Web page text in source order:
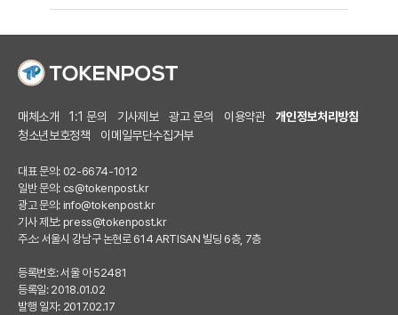
매체소개 1:1 문의 기사제보 광고 문의 이용약관
개인정보처리방침
청소년보호정책
이메일무단수집거부
대표 문의: 02-6674-1012
일반 문의: cs@tokenpost.kr
광고 문의: info@tokenpost.kr
기사 제보: press@tokenpost.kr
주소: 서울시 강남구 논현로 614 ARTISAN 빌딩 6층, 7층
등록번호: 서울 아 52481
등록일: 2018.01.02
발행 일자: 2017.02.17